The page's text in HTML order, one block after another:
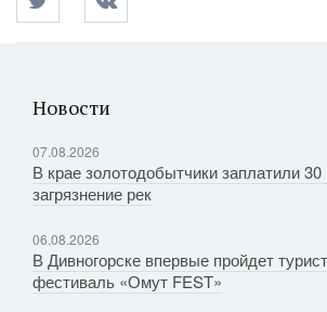
Новости
07.08.2026
В крае золотодобытчики заплатили
загрязнение рек
06.08.2026
В Дивногорске впервые пройдет
фестиваль «Омут FEST»